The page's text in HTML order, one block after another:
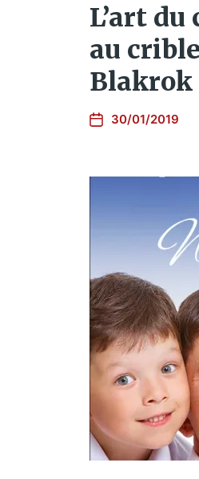
L’art
au
Blakrok
30/01/2019